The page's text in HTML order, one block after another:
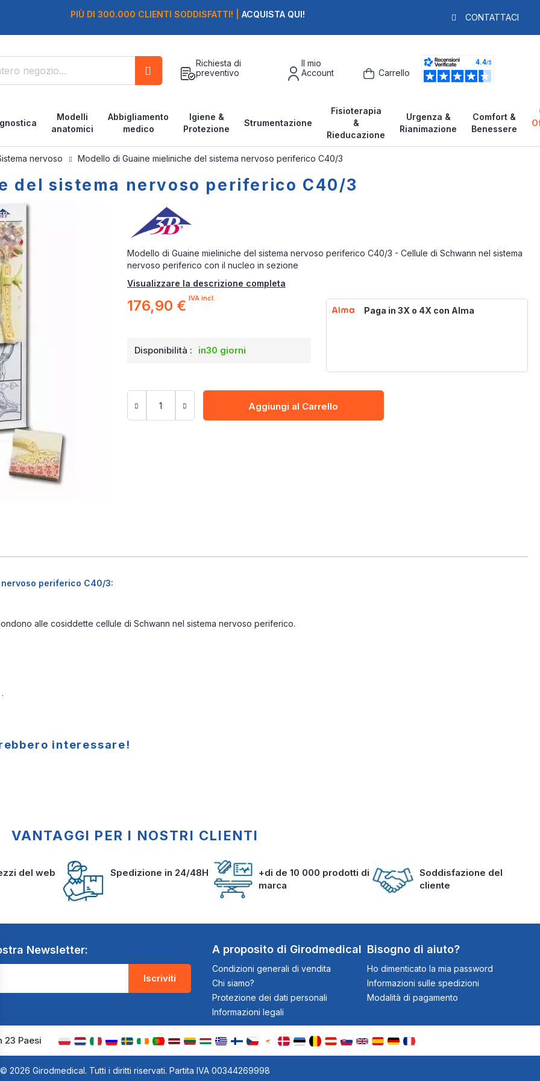
PIÙ DI 300.000 CLIENTI SODDISFATTI! | ACQUISTA QUI! PAGA IN 3X
CONTATTACI
Richiesta di
preventivo
Il mio
Account
Carrello
Modelli
anatomici
Abbigliamento
medico
Igiene &
Protezione
Strumentazione
Fisioterapia
&
Rieducazione
Urgenza &
Rianimazione
Comfort &
Benessere
nervoso Modello di Guaine mieliniche del sistema nervoso periferico C40/3
del sistema nervoso periferico C40/3
Modello di Guaine mieliniche del sistema nervoso periferico C40/3 - Cellule di Schwann nel sistema
nervoso periferico con il nucleo in sezione
Visualizzare la descrizione completa
176,90 € IVA incl.
Disponibilità : in30 giorni
Paga in 3X o 4X con Alma
Aggiungi al Carrello
periferico C40/3:
alle cosiddette cellule di Schwann nel sistema nervoso periferico.
.
interessare!
VANTAGGI PER I NOSTRI CLIENTI
del web Spedizione in 24/48H
+di de 10 000 prodotti di
marca
Soddisfazione del
cliente
Newsletter:
Iscriviti
A proposito di Girodmedical
Condizioni generali di vendita
Chi siamo?
Protezione dei dati personali
Informazioni legali
Bisogno di aiuto?
Ho dimenticato la mia password
Informazioni sulle spedizioni
Modalità di pagamento
23 Paesi
© 2026 Girodmedical. Tutti i diritti riservati. Partita IVA 00344269998